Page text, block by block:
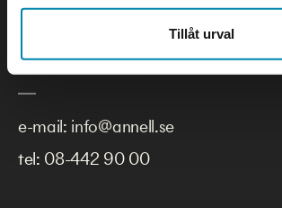
Tillåt urval
e-mail: info@annell.se
tel: 08-442 90 00